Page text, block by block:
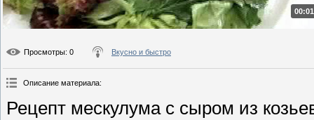
Просмотры: 0 Вкусно и быстро
Описание материала:
Рецепт мескулума с сыром из